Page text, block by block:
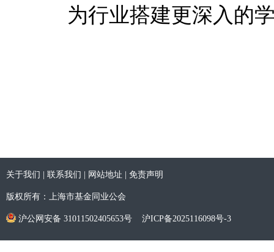
为行业搭建更深入的
关于我们 联系我们 网站地址 免责声明
版权所有：上海市基金同业公会
沪公网安备 31011502405653号 沪ICP备2025116098号-3